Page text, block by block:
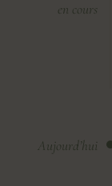
en cours
Aujourd’hui